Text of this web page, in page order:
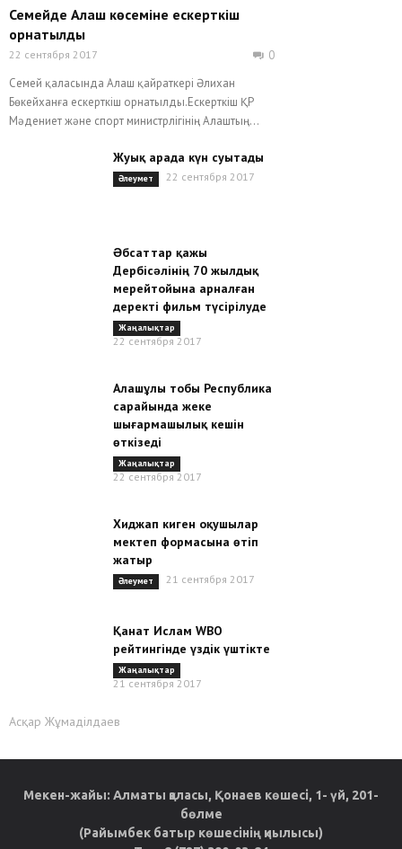
Семейде Алаш көсеміне ескерткіш
орнатылды
22 сентября 2017
0
Семей қаласында Алаш қайраткері Әлихан
Бөкейханға ескерткіш орнатылды.Ескерткіш ҚР
Мәдениет және спорт министрлігінің Алаштың...
Жуық арада күн суытады
Әлеумет 22 сентября 2017
Əбсаттар қажы
Дербісəлінің 70 жылдық
мерейтойына арналған
деректі фильм түсірілуде
Жаңалықтар
22 сентября 2017
Алашұлы тобы Республика
сарайында жеке
шығармашылық кешін
өткізеді
Жаңалықтар
22 сентября 2017
Хиджап киген оқушылар
мектеп формасына өтіп
жатыр
Әлеумет 21 сентября 2017
Қанат Ислам WBO
рейтингінде үздік үштікте
Жаңалықтар
21 сентября 2017
Асқар Жұмаділдаев
Мекен-жайы: Алматы қаласы, Қонаев көшесі, 1- үй, 201-
бөлме
(Райымбек батыр көшесінің қиылысы)